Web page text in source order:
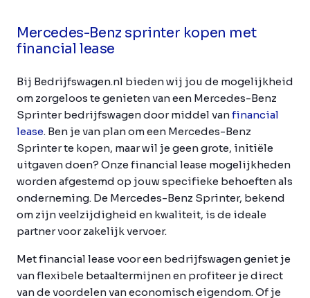
Mercedes-Benz sprinter kopen met
financial lease
Bij Bedrijfswagen.nl bieden wij jou de mogelijkheid
om zorgeloos te genieten van een Mercedes-Benz
Sprinter bedrijfswagen door middel vanfinancial
lease. Ben je van plan om een Mercedes-Benz
Sprinter te kopen, maar wil je geen grote, initiële
uitgaven doen? Onze financial lease mogelijkheden
worden afgestemd op jouw specifieke behoeften als
onderneming. De Mercedes-Benz Sprinter, bekend
om zijn veelzijdigheid en kwaliteit, is de ideale
partner voor zakelijk vervoer.
Met financial lease voor een bedrijfswagen geniet je
van flexibele betaaltermijnen en profiteer je direct
van de voordelen van economisch eigendom. Of je